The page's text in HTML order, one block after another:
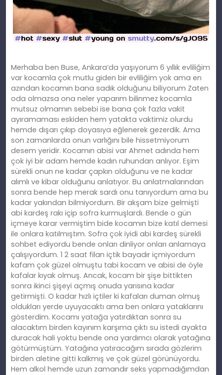
Merhaba ben Buse, Ankara’da yaşıyorum 6 yıllık evliliğim
var kocamla çok mutlu giden bir evliliğim yok ama en
azından kocamın bana sadık olduğunu biliyorum Zaten
oda olmazsa ona neler yaparım bilinmez kocamla
mutsuz olmamın sebebi ise bana çok fazla vakit
ayıramaması eskiden hem yatakta vaktimiz olurdu
hemde dışarı çıkıp doyasıya eğlenerek gezerdik. Ama
son zamanlarda onun varlığını bile hissetmiyorum
desem yeridir. Kocamın abisi var Ahmet adında hem
çok iyi bir adam hemde kadın ruhundan anlıyor. Eşim
sürekli onun ne kadar çapkın olduğunu ve ne kadar
alımlı ve kibar olduğunu anlatıyor. Bu anlatmalarından
sonra bende hep merak sardı onu tanıyordum ama bu
kadar yakından bilmiyordum. Bir akşam bize gelmişti
abi kardeş rakı içip sofra kurmuşlardı. Bende o gün
içmeye karar vermiştim bide kocamın bize katıl demesi
ile onlara katılmıştım. Sofra çok iyidi abi kardeş sürekli
sohbet ediyordu bende onları dinliyor onları anlamaya
çalışıyordum. 1 2 saat filan içtik bayadır içmiyordum
kafam çok güzel olmuştu tabi kocam ve abisi de öyle
kafalar kıyak olmuş. Ancak, kocam bir şişe bittikten
sonra ikinci şişeyi açmış onuda yarısına kadar
getirmişti. O kadar hızlı içtiler ki kafaları duman olmuş
oldukları yerde uyuyacaktı ama ben onlara yataklarını
gösterdim. Kocamı yatağa yatırdıktan sonra su
alacaktım birden kayınım karşıma çıktı su istedi ayakta
duracak hali yoktu bende ona yardımcı olarak yatağına
götürmüştüm. Yatağına yatıracağım sırada gözlerim
birden aletine gitti kalkmış ve çok güzel görünüyordu.
Hem alkol hemde uzun zamandır seks yapmadığımdan